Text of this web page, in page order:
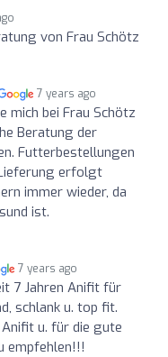
von Frau Schötz
7 years ago
mich bei Frau Schötz
Beratung der
Futterbestellungen
erfolgt
immer wieder, da
ist.
7 years ago
7 Jahren Anifit für
schlank u. top fit.
u. für die gute
empfehlen!!!